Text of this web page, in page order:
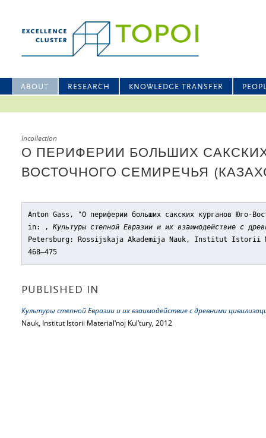
ABOUT RESEARCH KNOWLEDGE TRANSFER
Incollection
О ПЕРИФЕРИИ БОЛЬШИХ
ВОСТОЧНОГО СЕМИРЕЧЬЯ
Anton Gass, "О периферии больших сакских курганов Юго-
in: , Культуры степной Евразии и их взаимодействие с
Petersburg: Rossijskaja Akademija Nauk, Institut Istorii
468–475
PUBLISHED IN
Культуры степной Евразии и их взаимодействие с древними
Nauk, Institut Istorii Materialʹnoj Kulʹtury, 2012